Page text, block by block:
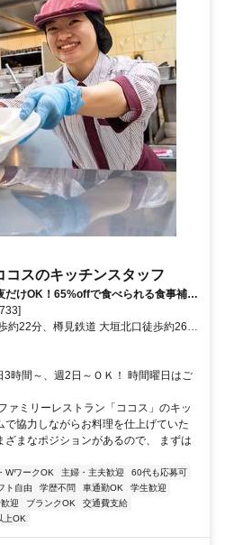
コスのキッチンスタッフ
けOK！65%offで食べられる食事補助
約22分、樽見鉄道 大垣北口徒歩約26
歩約26分 JR大垣駅 徒歩25分
時間～、週2日～ＯＫ！ 時間曜日はご
ァミリーレストラン「ココス」のキッ
協力しながらお料理を仕上げていた
まなポジションがあるので、 まずは
WワークOK 主婦・主夫歓迎
60代も応募可
ト自由 学歴不問 車通勤OK
学生歓迎
迎 ブランクOK
交通費支給
上OK